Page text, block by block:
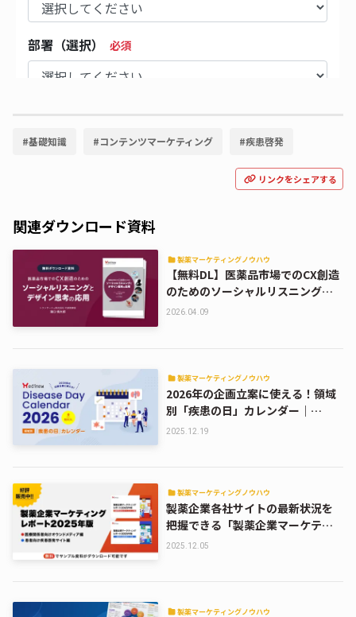
#基礎知識 #コンテンツマーケティング #疾患啓発
リンクをシェアする
関連ダウンロード資料
製薬マーケティングノウハウ
【無料DL】医薬品市場でのCX創造
のためのソーシャルリスニングと
デザイン思考の応用
2026.04.09
製薬マーケティングノウハウ
2026年の企画立案に使える！領域
別「疾患の日」カレンダー｜
Medinew Disease Day Calendar
2025.12.19
製薬マーケティングノウハウ
製薬企業各社サイトの最新状況を
把握できる「製薬企業マーケティ
ングレポート2025年版」販売中！
2025.12.05
製薬マーケティングノウハウ